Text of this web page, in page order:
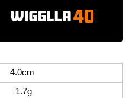
4.0cm
1.7g